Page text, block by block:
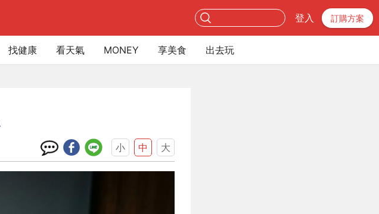
登入 訂購方案
找健康 看天氣 MONEY 享美食 出去玩
小 中 大